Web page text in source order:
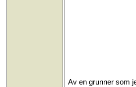
Av en grunner som